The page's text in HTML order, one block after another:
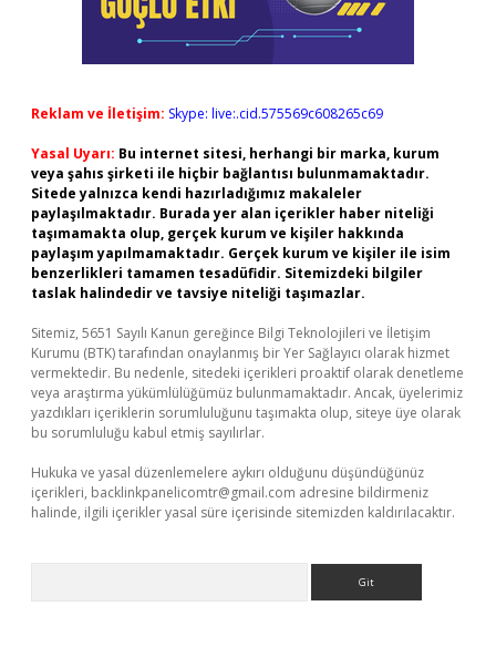
Reklam ve İletişim: Skype: live:.cid.575569c608265c69
Yasal Uyarı: Bu internet sitesi, herhangi bir marka, kurum
veya şahıs şirketi ile hiçbir bağlantısı bulunmamaktadır.
Sitede yalnızca kendi hazırladığımız makaleler
paylaşılmaktadır. Burada yer alan içerikler haber niteliği
taşımamakta olup, gerçek kurum ve kişiler hakkında
paylaşım yapılmamaktadır. Gerçek kurum ve kişiler ile isim
benzerlikleri tamamen tesadüfidir. Sitemizdeki bilgiler
taslak halindedir ve tavsiye niteliği taşımazlar.
Sitemiz, 5651 Sayılı Kanun gereğince Bilgi Teknolojileri ve İletişim
Kurumu (BTK) tarafından onaylanmış bir Yer Sağlayıcı olarak hizmet
vermektedir. Bu nedenle, sitedeki içerikleri proaktif olarak denetleme
veya araştırma yükümlülüğümüz bulunmamaktadır. Ancak, üyelerimiz
yazdıkları içeriklerin sorumluluğunu taşımakta olup, siteye üye olarak
bu sorumluluğu kabul etmiş sayılırlar.
Hukuka ve yasal düzenlemelere aykırı olduğunu düşündüğünüz
içerikleri, backlinkpanelicomtr@gmail.com adresine bildirmeniz
halinde, ilgili içerikler yasal süre içerisinde sitemizden kaldırılacaktır.